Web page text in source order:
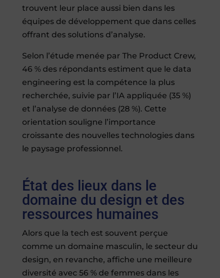
trouvent leur place aussi bien dans les
équipes de développement que dans celles
offrant des solutions d’analyse.
Selon l’étude menée par The Product Crew,
46 % des répondants estiment que le data
engineering est la compétence la plus
recherchée, suivie par l’IA appliquée (35 %)
et l’analyse de données (28 %). Cette
orientation souligne l’importance
croissante des nouvelles technologies dans
le paysage professionnel.
État des lieux dans le
domaine du design et des
ressources humaines
Alors que la tech est souvent perçue
comme un domaine masculin, le secteur du
design, en revanche, affiche une meilleure
diversité avec 56 % de femmes dans les